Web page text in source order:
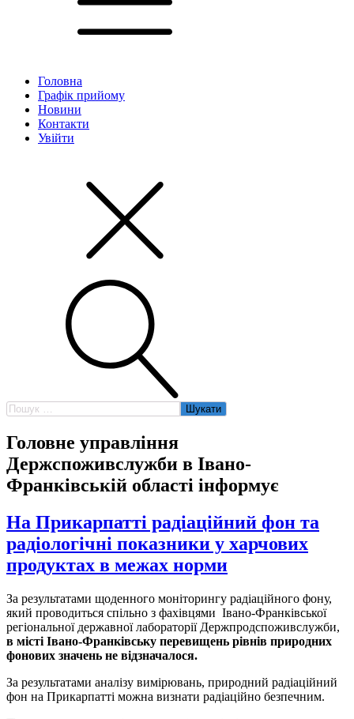
Головна
Графік прийому
Новини
Контакти
Увійти
Пошук:
Головне управління
Держспоживслужби в Івано-
Франківській області інформує
На Прикарпатті радіаційний фон та
радіологічні показники у харчових
продуктах в межах норми
За результатами щоденного моніторингу радіаційного фону,
який проводиться спільно з фахівцями Івано-Франківської
регіональної державної лабораторії Держпродспоживслужби,
в місті Івано-Франківську перевищень рівнів природних
фонових значень не відзначалося.
За результатами аналізу вимірювань, природний радіаційний
фон на Прикарпатті можна визнати радіаційно безпечним.